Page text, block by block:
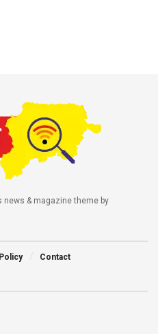
news & magazine theme by
Contact